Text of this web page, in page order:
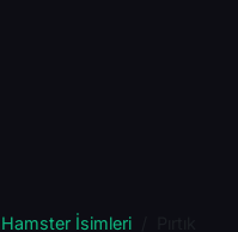
Hamster İsimleri